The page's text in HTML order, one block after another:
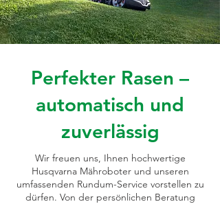
03148 2750
office@raudner.eu
Perfekter Rasen –
automatisch und
zuverlässig
Wir freuen uns, Ihnen hochwertige
Husqvarna Mähroboter und unseren
umfassenden Rundum-Service vorstellen zu
dürfen. Von der persönlichen Beratung